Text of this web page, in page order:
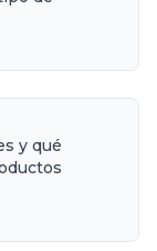
y qué